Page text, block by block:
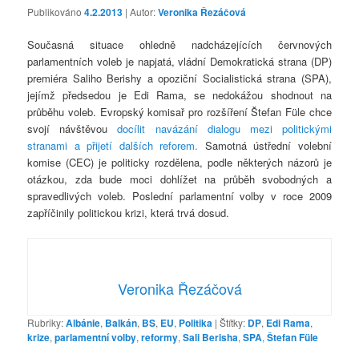
Publikováno4.2.2013 | Autor:Veronika Řezáčová
Současná situace ohledně nadcházejících červnových
parlamentních voleb je napjatá, vládní Demokratická strana (DP)
premiéra Saliho Berishy a opoziční Socialistická strana (SPA),
jejímž předsedou je Edi Rama, se nedokážou shodnout na
průběhu voleb. Evropský komisař pro rozšíření Štefan Füle chce
svojí návštěvoudocílit navázání dialogu mezi politickými
stranami a přijetí dalších reforem. Samotná ústřední volební
komise (CEC) je politicky rozdělena, podle některých názorů je
otázkou, zda bude moci dohlížet na průběh svobodných a
spravedlivých voleb. Poslední parlamentní volby v roce 2009
zapříčinily politickou krizi, která trvá dosud.
Veronika Řezáčová
Rubriky:Albánie, Balkán, BS, EU, Politika |Štítky: DP, Edi Rama,
krize,parlamentní volby,reformy,Sali Berisha,SPA,Štefan Füle